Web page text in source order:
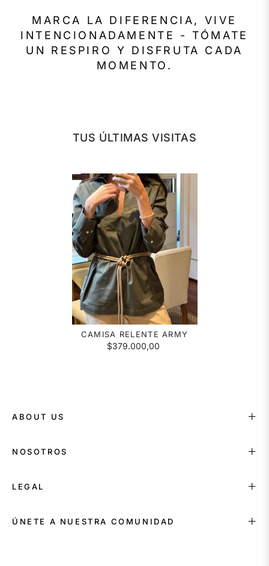
MARCA LA DIFERENCIA, VIVE
INTENCIONADAMENTE - TÓMATE
UN RESPIRO Y DISFRUTA CADA
MOMENTO.
TUS ÚLTIMAS VISITAS
CAMISA RELENTE ARMY
$379.000,00
ABOUT US
NOSOTROS
LEGAL
ÚNETE A NUESTRA COMUNIDAD